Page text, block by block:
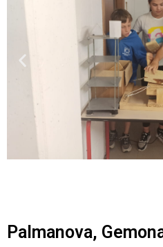
Palmanova,